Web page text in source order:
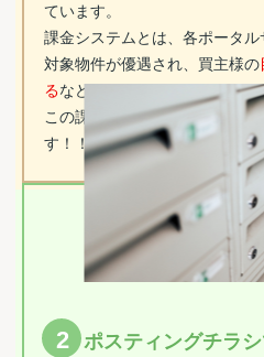
ています。
課金システムとは、各ポータ
対象物件が優遇され、買主様の
るなどのシステムです。
この課金システムを利用し、 早
す！！
2 ポスティングチラ